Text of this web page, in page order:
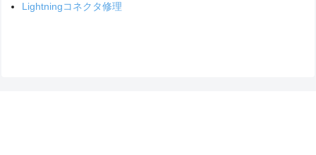
Lightningコネクタ修理